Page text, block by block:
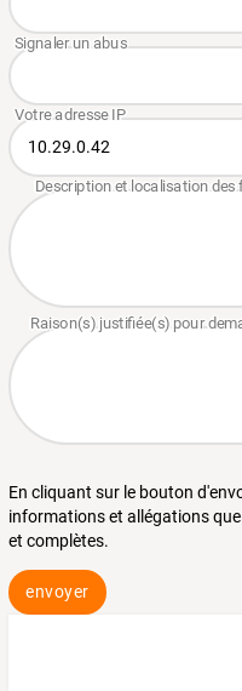
En cliquant sur le bouton
informations et allégations
et complètes.
envoyer